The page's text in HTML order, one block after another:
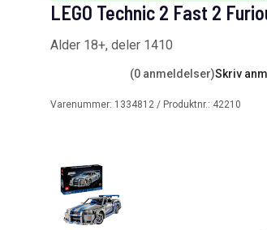
LEGO Technic 2 Fast 2
Alder 18+, deler 1410
(0 anmeldelser)Skriv
Varenummer: 1334812 / Produktnr.: 42210